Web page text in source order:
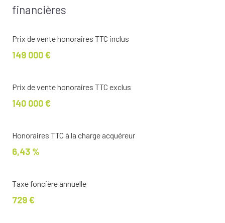
financières
Prix de vente honoraires TTC inclus
149 000 €
Prix de vente honoraires TTC exclus
140 000 €
Honoraires TTC à la charge acquéreur
6,43 %
Taxe foncière annuelle
729 €